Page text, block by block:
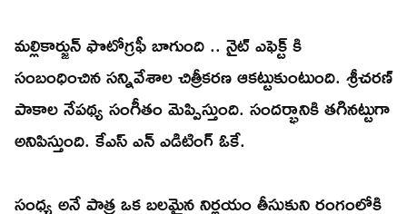
మల్లికార్జున్ ఫొటోగ్రఫీ బాగుంది .. నైట్ ఎఫెక్ట్ కి
సంబంధించిన సన్నివేశాల చిత్రీకరణ ఆకట్టుకుంటుంది. శ్రీచరణ్
పాకాల నేపథ్య సంగీతం మెప్పిస్తుంది. సందర్భానికి తగినట్టుగా
అనిపిస్తుంది. కేఎస్ ఎన్ ఎడిటింగ్ ఓకే.
సంధ్య అనే పాత్ర ఒక బలమైన నిర్ణయం తీసుకుని రంగంలోకి